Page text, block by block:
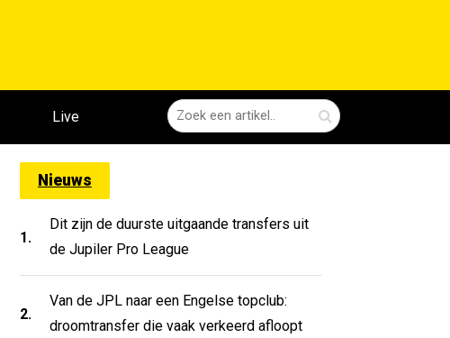
Live
Nieuws
1.
Dit zijn de duurste uitgaande transfers uit
de Jupiler Pro League
2.
Van de JPL naar een Engelse topclub:
droomtransfer die vaak verkeerd afloopt